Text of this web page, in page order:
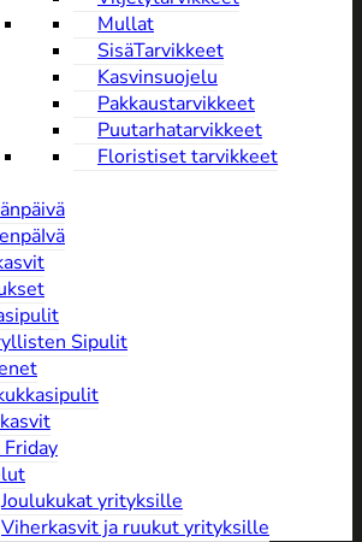
Mullat
SisäTarvikkeet
Kasvinsuojelu
Pakkaustarvikkeet
Puutarhatarvikkeet
Floristiset tarvikkeet
Sipulit
Friday
Joulukukat yrityksille
Viherkasvit ja ruukut yrityksille